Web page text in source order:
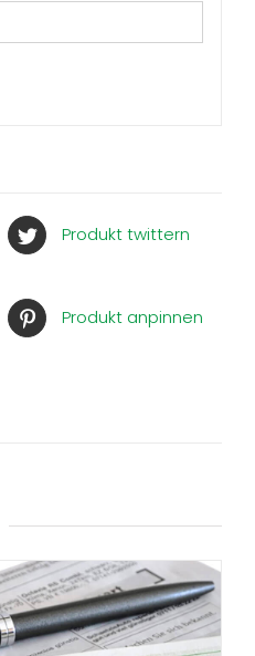
Produkt twittern
Produkt anpinnen